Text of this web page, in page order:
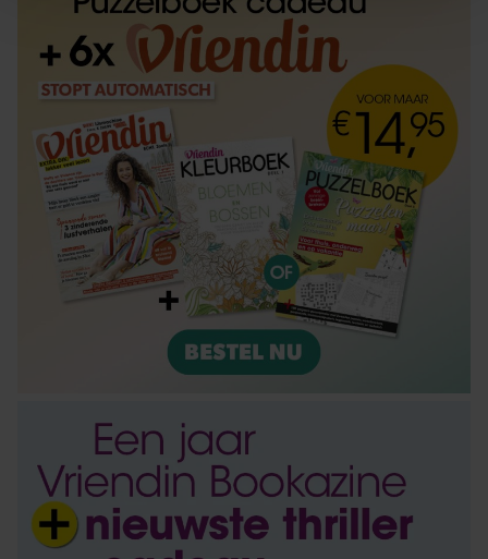
personaliseren, om functies voor social media te bieden
en om ons websiteverkeer te analyseren. Ook delen we
informatie over uw gebruik van onze site met onze
partners voor social media, adverteren en analyse. Deze
partners kunnen deze gegevens combineren met andere
informatie die u aan ze heeft verstrekt of die ze hebben
verzameld op basis van uw gebruik van hun services. U
gaat akkoord met onze cookies als u onze website blijft
gebruiken.